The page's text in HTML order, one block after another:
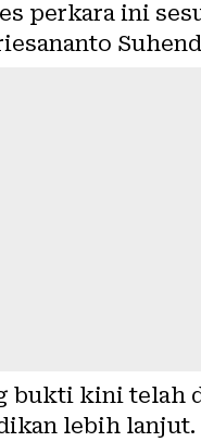
perkara ini
bukti kini telah
lebih lanjut.